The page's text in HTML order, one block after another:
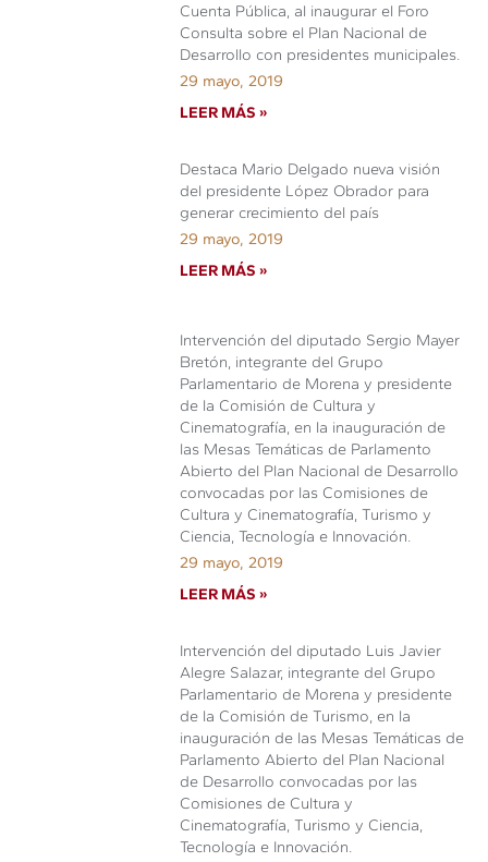
Cuenta Pública, al inaugurar el Foro
Consulta sobre el Plan Nacional de
Desarrollo con presidentes municipales.
29 mayo, 2019
LEER MÁS »
Destaca Mario Delgado nueva visión
del presidente López Obrador para
generar crecimiento del país
29 mayo, 2019
LEER MÁS »
Intervención del diputado Sergio Mayer
Bretón, integrante del Grupo
Parlamentario de Morena y presidente
de la Comisión de Cultura y
Cinematografía, en la inauguración de
las Mesas Temáticas de Parlamento
Abierto del Plan Nacional de Desarrollo
convocadas por las Comisiones de
Cultura y Cinematografía, Turismo y
Ciencia, Tecnología e Innovación.
29 mayo, 2019
LEER MÁS »
Intervención del diputado Luis Javier
Alegre Salazar, integrante del Grupo
Parlamentario de Morena y presidente
de la Comisión de Turismo, en la
inauguración de las Mesas Temáticas de
Parlamento Abierto del Plan Nacional
de Desarrollo convocadas por las
Comisiones de Cultura y
Cinematografía, Turismo y Ciencia,
Tecnología e Innovación.